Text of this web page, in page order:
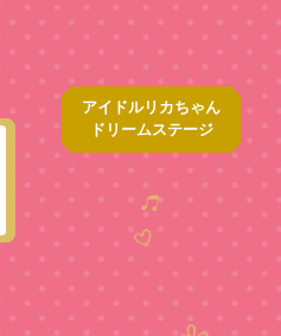
アイドルリカちゃん
ドリームステージ